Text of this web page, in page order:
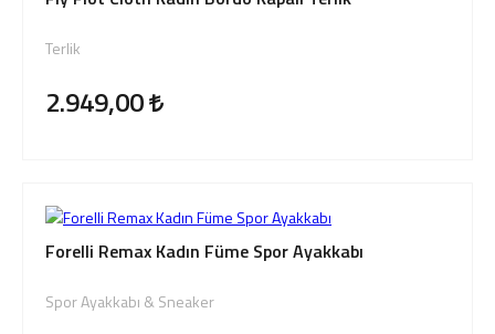
Terlik
2.949,00
Forelli Remax Kadın Füme Spor Ayakkabı
Spor Ayakkabı & Sneaker